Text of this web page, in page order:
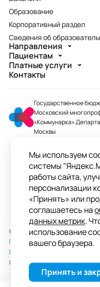
Образование
Корпоративный раздел
Сведения об
Направления
Пациентам
Платные услуги
Контакты
Государственное
Московский
«Коммунарка»
Москвы
+7 495 744-
Колл-центр
ул. Сосенский
вн.тер.г.
© 2026 ГБУЗ «ММКЦ
Пользовательское соглашение
Политика обработки
Разработка сайта —студия
Мы используем
системы
работы сайта,
персонализации
«Принять» или
соглашаетесь на
данных метрик.
использование
вашего браузера.
Принять и